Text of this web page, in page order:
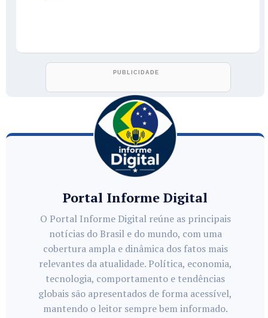
Portal Informe Digital
O Portal Informe Digital reúne as principais
notícias do Brasil e do mundo, com uma
cobertura ampla e dinâmica dos fatos mais
relevantes da atualidade. Política, economia,
tecnologia, comportamento e tendências
globais são apresentados de forma acessível,
mantendo o leitor sempre bem informado.